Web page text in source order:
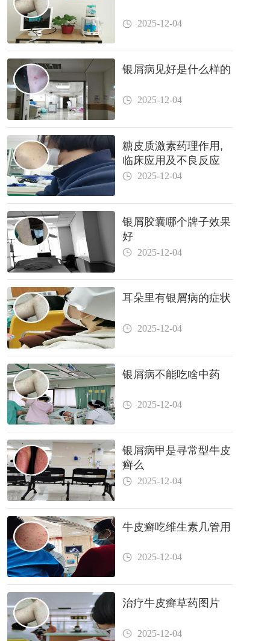
2025-12-04
银屑病见好是什么样的
2025-12-04
糖皮质激素药理作用,
临床应用及不良反应
2025-12-04
银屑胶囊哪个牌子效果
好
2025-12-04
耳朵里有银屑病的症状
2025-12-04
银屑病不能吃啥中药
2025-12-04
银屑病甲是寻常型牛皮
癣么
2025-12-04
牛皮癣吃维生素几管用
2025-12-04
治疗牛皮癣草药图片
2025-12-04